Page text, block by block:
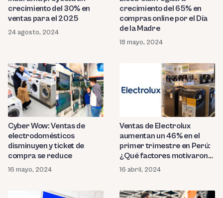
crecimiento del 30% en
ventas para el 2025
24 agosto, 2024
crecimiento del 65% en
compras online por el Día
de la Madre
18 mayo, 2024
Cyber Wow: Ventas de
electrodomésticos
disminuyen y ticket de
compra se reduce
16 mayo, 2024
Ventas de Electrolux
aumentan un 46% en el
primer trimestre en Perú:
¿Qué factores motivaron
su crecimiento?
16 abril, 2024